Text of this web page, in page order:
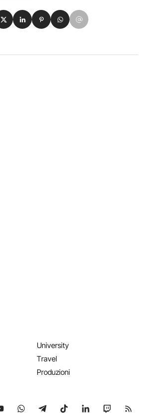
su Facebook
su X
Condividi su LinkedIn
Condividi su Pinterest
Condividi su WhatsApp
Condividi su Email
University
Travel
Produzioni
su X su YouTube
Seguici su WhatsApp
Seguici su Telegram
Seguici su TikTok
Seguici su
Seguici